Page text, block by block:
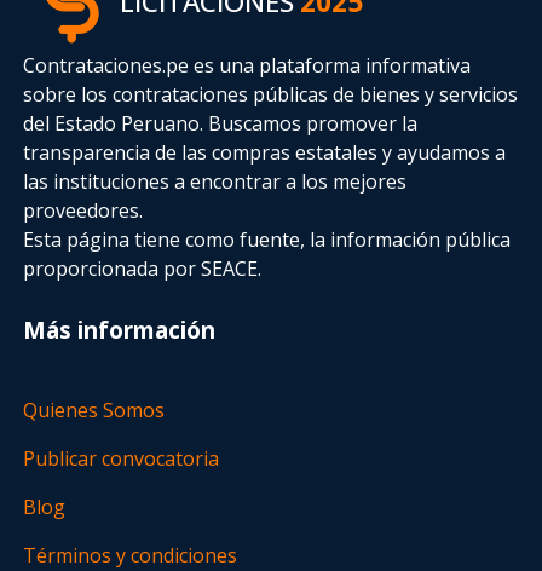
Contrataciones.pe es una plataforma informativa
sobre los contrataciones públicas de bienes y servicios
del Estado Peruano. Buscamos promover la
transparencia de las compras estatalesy ayudamos a
las instituciones a encontrar a los mejores
proveedores.
Esta página tiene como fuente, la información pública
proporcionada por SEACE.
Más información
Quienes Somos
Publicar convocatoria
Blog
Términos y condiciones